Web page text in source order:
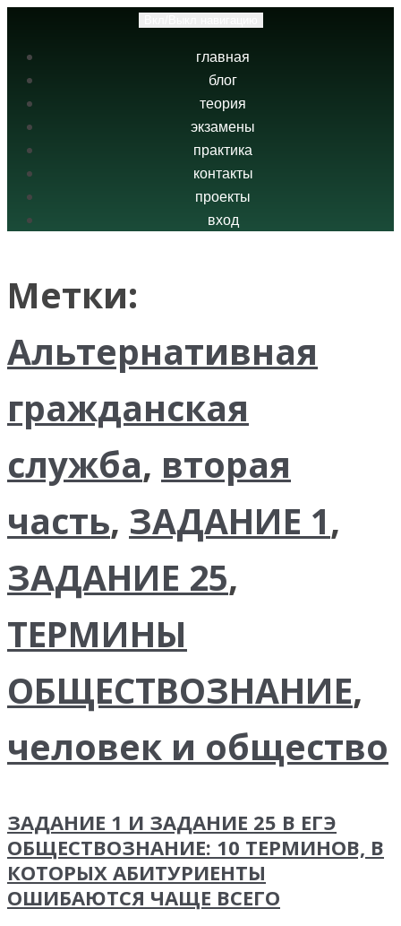
главная
блог
теория
экзамены
практика
контакты
проекты
вход
Метки:
Альтернативная
гражданская
служба, вторая
часть, ЗАДАНИЕ 1,
ЗАДАНИЕ 25,
ТЕРМИНЫ
ОБЩЕСТВОЗНАНИЕ,
человек и общество
ЗАДАНИЕ 1 И ЗАДАНИЕ 25 В ЕГЭ
ОБЩЕСТВОЗНАНИЕ: 10 ТЕРМИНОВ, В
КОТОРЫХ АБИТУРИЕНТЫ
ОШИБАЮТСЯ ЧАЩЕ ВСЕГО